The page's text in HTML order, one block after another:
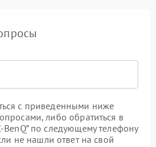
с приведенными ниже
либо обратиться в
BenQ” по следующему телефону
не нашли ответ на свой